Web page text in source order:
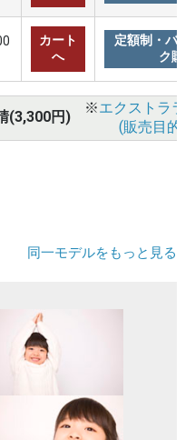
カート
へ
定額制・バリ
ク購
(3,300円)
※エクストララ
(販売目的
同一モデルをもっと見る